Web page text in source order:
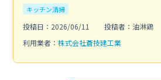
キッチン清掃
投稿日：2026/06/11
投稿者：油淋鶏
利用業者： 株式会社蒼技建工業